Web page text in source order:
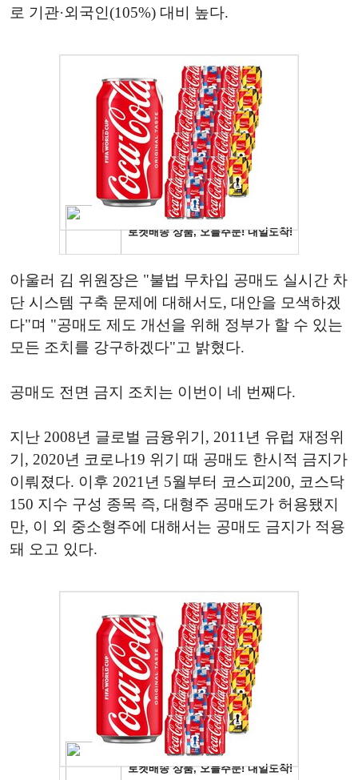
로 기관·외국인(105%) 대비 높다.
아울러 김 위원장은 "불법 무차입 공매도 실시간 차
단 시스템 구축 문제에 대해서도, 대안을 모색하겠
다"며 "공매도 제도 개선을 위해 정부가 할 수 있는
모든 조치를 강구하겠다"고 밝혔다.
공매도 전면 금지 조치는 이번이 네 번째다.
지난 2008년 글로벌 금융위기, 2011년 유럽 재정위
기, 2020년 코로나19 위기 때 공매도 한시적 금지가
이뤄졌다. 이후 2021년 5월부터 코스피200, 코스닥
150 지수 구성 종목 즉, 대형주 공매도가 허용됐지
만, 이 외 중소형주에 대해서는 공매도 금지가 적용
돼 오고 있다.